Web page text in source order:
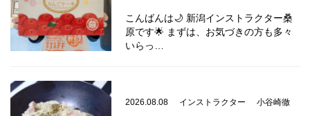
こんばんは🌙 新潟インストラクター桑
原です🌟 まずは、お気づきの方も多々
いらっ…
2026.08.08 インストラクター 小谷崎徹